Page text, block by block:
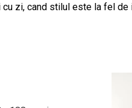
zi, cand stilul este la fel de